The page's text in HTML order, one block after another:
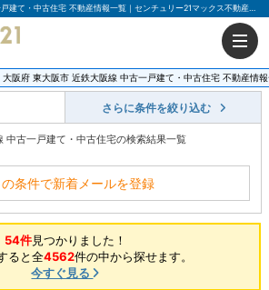
大阪府 東大阪市 近鉄大阪線 中古一戸建て・中古住宅 不動産情報一覧｜センチュリー21マックス不動産販売
大阪府 東大阪市 近鉄大阪線 中古一戸建て・中古住宅 不動産情
さらに条件を絞り込む
中古一戸建て・中古住宅の検索結果一覧
条件で新着メールを登録
54件見つかりました！
ると全4562件の中から探せます。
今すぐ見る